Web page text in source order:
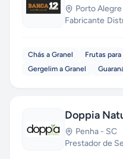
Porto Alegre
Fabricante·
Chás a Granel
Frutas
Gergelim a Granel
Doppia
Penha - SC
Prestador de